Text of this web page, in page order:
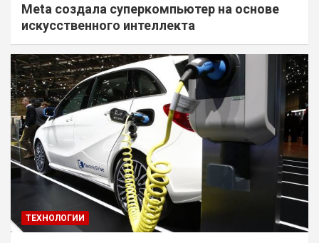
Meta создала суперкомпьютер на основе
искусственного интеллекта
ТЕХНОЛОГИИ